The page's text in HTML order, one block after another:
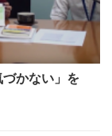
かない」を